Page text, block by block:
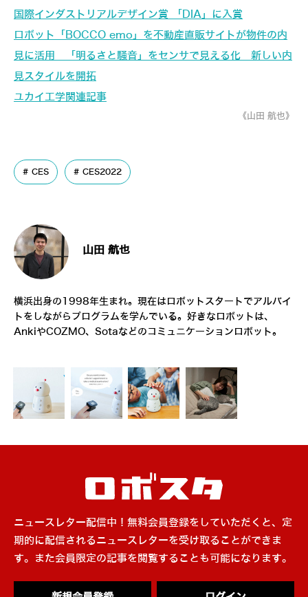
国際インダストリアルデザイン賞 「DIA」に入賞
ロボット「BOCCO emo」を不動産直販サイトが物件の内
見に活用 「明るさと騒音」をセンサで見える化 新しい内
見スタイルを開拓
ユカイ工学関連記事
《山田 航也》
CES CES2022
山田 航也
横浜出身の1998年生まれ。現在はロボットスタートでアルバイ
トをしながらプログラムを学んでいる。好きなロボットは、
AnkiやCOZMO、Sotaなどのコミュニケーションロボット。
ニュースレター配信中！無料会員登録をしていただくと、定
期的に配信されるニュースレターを受け取ることができま
す。また会員限定の記事を閲覧することも可能になります。